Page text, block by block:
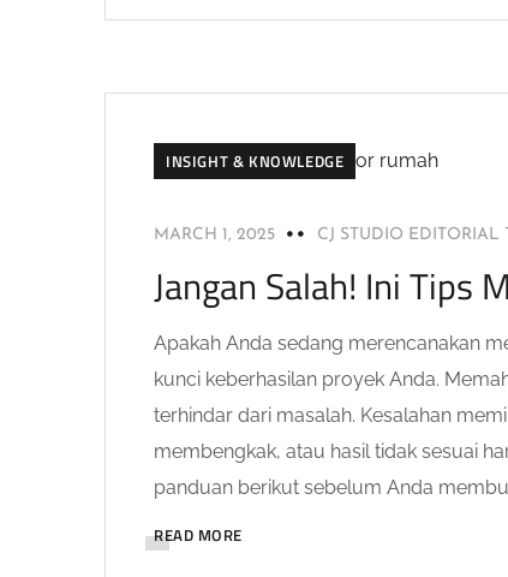
INSIGHT & KNOWLEDGE
MARCH 1, 2025 CJ STUDIO EDITORIAL
Jangan Salah! Ini Tips
Apakah Anda sedang merencanakan
kunci keberhasilan proyek Anda.
terhindar dari masalah. Kesalahan
membengkak, atau hasil tidak sesuai
panduan berikut sebelum Anda
READ MORE